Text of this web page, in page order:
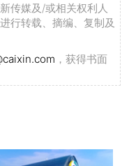
传媒及/或相关权利人
行转载、摘编、复制及
，获得书面